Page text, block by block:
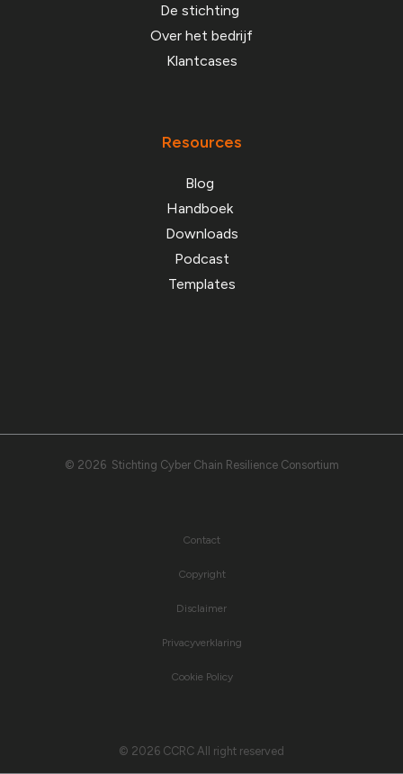
De stichting
Over het bedrijf
Klantcases
Resources
Blog
Handboek
Downloads
Podcast
Templates
© 2026 Stichting Cyber Chain Resilience Consortium
Contact
Copyright
Disclaimer
Privacyverklaring
Cookie Policy
© 2026 CCRC All right reserved